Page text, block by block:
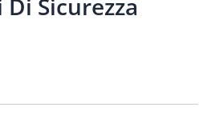
Sicurezza